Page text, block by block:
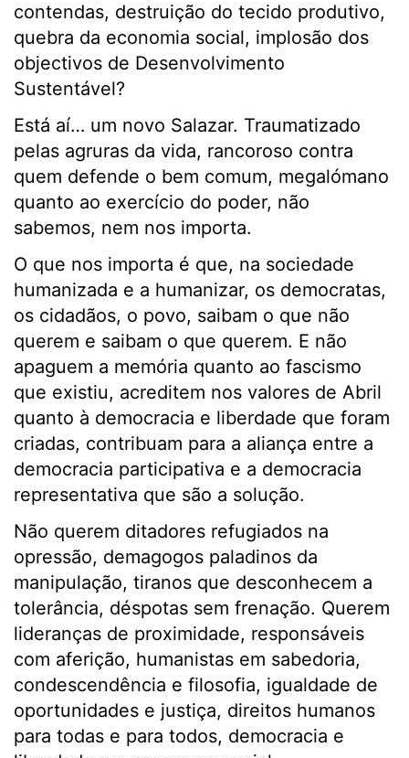
contendas, destruição do tecido produtivo,
quebra da economia social, implosão dos
objectivos de Desenvolvimento
Sustentável?
Está aí… um novo Salazar. Traumatizado
pelas agruras da vida, rancoroso contra
quem defende o bem comum, megalómano
quanto ao exercício do poder, não
sabemos, nem nos importa.
O que nos importa é que, na sociedade
humanizada e a humanizar, os democratas,
os cidadãos, o povo, saibam o que não
querem e saibam o que querem. E não
apaguem a memória quanto ao fascismo
que existiu, acreditem nos valores de Abril
quanto à democracia e liberdade que foram
criadas, contribuam para a aliança entre a
democracia participativa e a democracia
representativa que são a solução.
Não querem ditadores refugiados na
opressão, demagogos paladinos da
manipulação, tiranos que desconhecem a
tolerância, déspotas sem frenação. Querem
lideranças de proximidade, responsáveis
com aferição, humanistas em sabedoria,
condescendência e filosofia, igualdade de
oportunidades e justiça, direitos humanos
para todas e para todos, democracia e